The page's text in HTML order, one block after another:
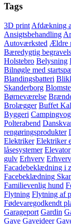
Tags
3D print Afdækning
Ansigtsbehandling
Autoværksted Ældre
Bæredygtig
Holstebro Belysning
Bilnøgle med
Blandingsbatteri
Skanderborg
Børneværelse
Brolægger Buffet
Byggeri
Polterabend
rengøringsprodukter
Elektriker Elektriker
låsesystemer Elevator
gulv Erhverv
Facadebeklædning i
Facebeklædning
Familievenlig hund
Flytning Flytning af
Fødevaregodkendt
Garageport Gardin
Gave Gaveideer